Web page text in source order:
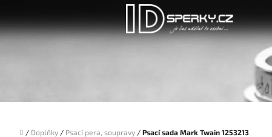
obsah
Domů
/ Doplňky / Psací pera, soupravy / Psací sada Mark Twain 1253213